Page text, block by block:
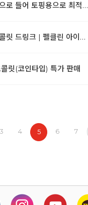
[제품소개] 과일이 통으로 들어 토핑용으로 최적인 제품! | 프리저브 3종
[제품소개] 시원한 초콜릿 드링크 | 펠클린 아이스 쇼콜라
릿(코인타입) 특가 판매
3 4 5 6 7